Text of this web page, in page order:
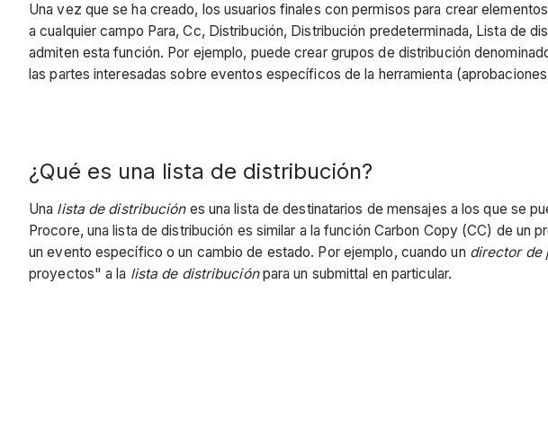
Una vez que se ha creado, los usuarios finales con permisos para crear
acualquier campo Para, Cc, Distribución, Distribución predeterminada, Lista de
admiten esta función. Por ejemplo, puede crear grupos de distribución
las partes interesadas sobre eventos específicos de la herramienta
¿Qué es una lista de distribución?
Una lista de distribuciónes una lista de destinatarios de mensajes a los que se
Procore, una lista de distribución es similar a la función Carbon Copy (CC) de
un evento específico o un cambio de estado. Por ejemplo, cuando un director de
proyectos" a la lista de distribuciónpara un submittal en particular.